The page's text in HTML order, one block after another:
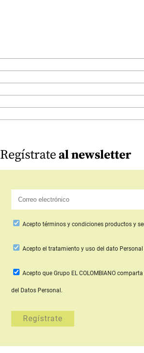
Regístrateal newsletter
Acepto términos y condiciones productos y
Aceptoel tratamiento y uso del dato Personal
Acepto que Grupo EL COLOMBIANO comparta
del Datos Personal.